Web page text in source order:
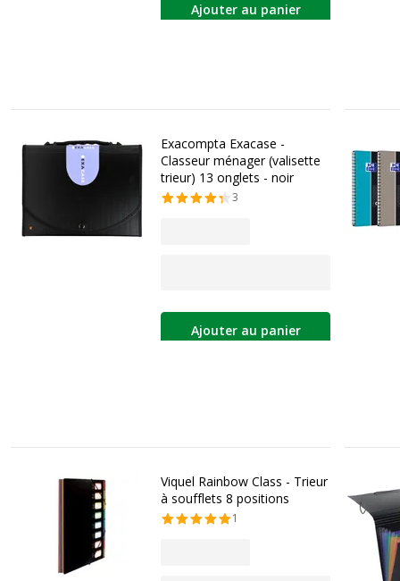
Ajouter au panier
Exacompta Exacase -
Classeur ménager (valisette
trieur) 13 onglets - noir
3
Ajouter au panier
Viquel Rainbow Class - Trieur
à soufflets 8 positions
1